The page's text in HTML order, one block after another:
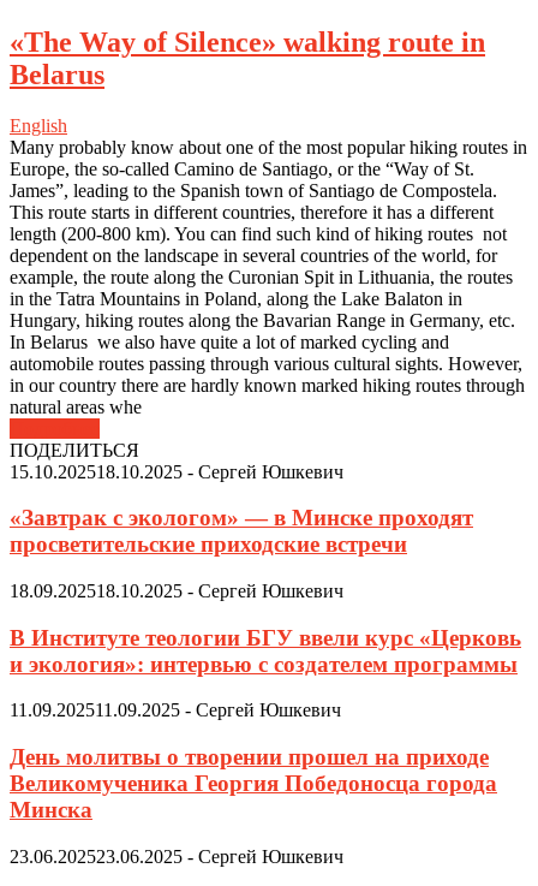
«The Way of Silence» walking route in
Belarus
English
Many probably know about one of the most popular hiking routes in
Europe, the so-called Camino de Santiago, or the “Way of St.
James”, leading to the Spanish town of Santiago de Compostela.
This route starts in different countries, therefore it has a different
length (200-800 km). You can find such kind of hiking routes not
dependent on the landscape in several countries of the world, for
example, the route along the Curonian Spit in Lithuania, the routes
in the Tatra Mountains in Poland, along the Lake Balaton in
Hungary, hiking routes along the Bavarian Range in Germany, etc.
In Belarus we also have quite a lot of marked cycling and
automobile routes passing through various cultural sights. However,
in our country there are hardly known marked hiking routes through
natural areas whe
ПОДЕЛИТЬСЯ
15.10.202518.10.2025 - Сергей Юшкевич
«Завтрак с экологом» — в Минске проходят
просветительские приходские встречи
18.09.202518.10.2025 - Сергей Юшкевич
В Институте теологии БГУ ввели курс «Церковь
и экология»: интервью с создателем программы
11.09.202511.09.2025 - Сергей Юшкевич
День молитвы о творении прошел на приходе
Великомученика Георгия Победоносца города
Минска
23.06.202523.06.2025 - Сергей Юшкевич